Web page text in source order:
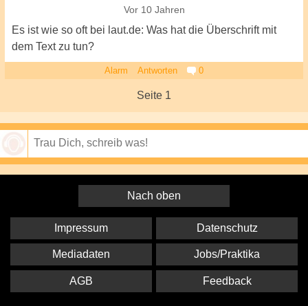
Vor 10 Jahren
Es ist wie so oft bei laut.de: Was hat die Überschrift mit
dem Text zu tun?
Alarm Antworten 0
Seite 1
Nach oben
Impressum Datenschutz
Mediadaten Jobs/Praktika
AGB Feedback